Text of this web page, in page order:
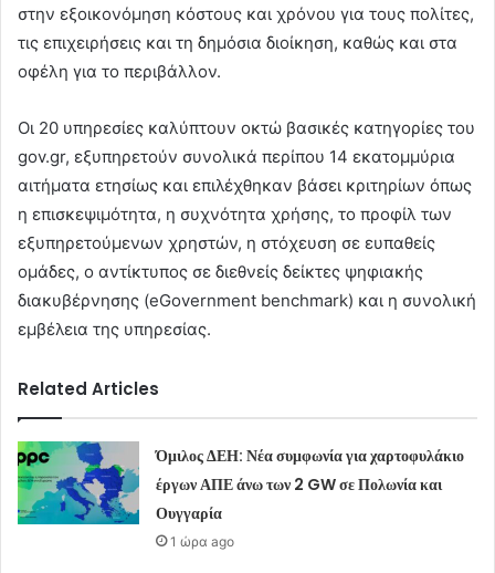
στην εξοικονόμηση κόστους και χρόνου για τους πολίτες,
τις επιχειρήσεις και τη δημόσια διοίκηση, καθώς και στα
οφέλη για το περιβάλλον.
Οι 20 υπηρεσίες καλύπτουν οκτώ βασικές κατηγορίες του
gov.gr, εξυπηρετούν συνολικά περίπου 14 εκατομμύρια
αιτήματα ετησίως και επιλέχθηκαν βάσει κριτηρίων όπως
η επισκεψιμότητα, η συχνότητα χρήσης, το προφίλ των
εξυπηρετούμενων χρηστών, η στόχευση σε ευπαθείς
ομάδες, ο αντίκτυπος σε διεθνείς δείκτες ψηφιακής
διακυβέρνησης (eGovernment benchmark) και η συνολική
εμβέλεια της υπηρεσίας.
Related Articles
Όμιλος ΔΕΗ: Νέα συμφωνία για χαρτοφυλάκιο
έργων ΑΠΕ άνω των 2 GW σε Πολωνία και
Ουγγαρία
1 ώρα ago